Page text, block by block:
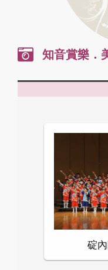
知音賞樂．
碇